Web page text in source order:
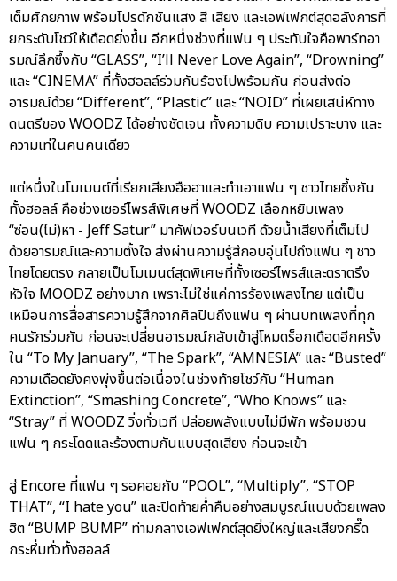
เต็มศักยภาพ พร้อมโปรดักชันแสง สี เสียง และเอฟเฟกต์สุดอลังการที่
ยกระดับโชว์ให้เดือดยิ่งขึ้น อีกหนึ่งช่วงที่แฟน ๆ ประทับใจคือพาร์ทอา
รมณ์ลึกซึ้งกับ “GLASS”, “I’ll Never Love Again”, “Drowning”
และ “CINEMA” ที่ทั้งฮอลล์ร่วมกันร้องไปพร้อมกัน ก่อนส่งต่อ
อารมณ์ด้วย “Different”, “Plastic” และ “NOID” ที่เผยเสน่ห์ทาง
ดนตรีของ WOODZ ได้อย่างชัดเจน ทั้งความดิบ ความเปราะบาง และ
ความเท่ในคนคนเดียว
แต่หนึ่งในโมเมนต์ที่เรียกเสียงฮือฮาและทำเอาแฟน ๆ ชาวไทยซึ้งกัน
ทั้งฮอลล์ คือช่วงเซอร์ไพรส์พิเศษที่ WOODZ เลือกหยิบเพลง
“ซ่อน(ไม่)หา - Jeff Satur” มาคัฟเวอร์บนเวที ด้วยน้ำเสียงที่เต็มไป
ด้วยอารมณ์และความตั้งใจ ส่งผ่านความรู้สึกอบอุ่นไปถึงแฟน ๆ ชาว
ไทยโดยตรง กลายเป็นโมเมนต์สุดพิเศษที่ทั้งเซอร์ไพรส์และตราตรึง
หัวใจ MOODZ อย่างมาก เพราะไม่ใช่แค่การร้องเพลงไทย แต่เป็น
เหมือนการสื่อสารความรู้สึกจากศิลปินถึงแฟน ๆ ผ่านบทเพลงที่ทุก
คนรักร่วมกัน ก่อนจะเปลี่ยนอารมณ์กลับเข้าสู่โหมดร็อกเดือดอีกครั้ง
ใน “To My January”, “The Spark”, “AMNESIA” และ “Busted”
ความเดือดยังคงพุ่งขึ้นต่อเนื่องในช่วงท้ายโชว์กับ “Human
Extinction”, “Smashing Concrete”, “Who Knows” และ
“Stray” ที่ WOODZ วิ่งทั่วเวที ปล่อยพลังแบบไม่มีพัก พร้อมชวน
แฟน ๆ กระโดดและร้องตามกันแบบสุดเสียง ก่อนจะเข้า
สู่ Encore ที่แฟน ๆ รอคอยกับ “POOL”, “Multiply”, “STOP
THAT”, “I hate you” และปิดท้ายค่ำคืนอย่างสมบูรณ์แบบด้วยเพลง
ฮิต “BUMP BUMP” ท่ามกลางเอฟเฟกต์สุดยิ่งใหญ่และเสียงกรี๊ด
กระหึ่มทั่วทั้งฮอลล์